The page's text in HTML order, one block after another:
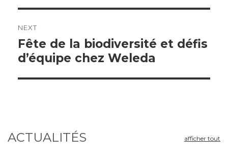
NEXT
Next
post:
Fête de la biodiversité et défis
d’équipe chez Weleda
ACTUALITÉS afficher tout